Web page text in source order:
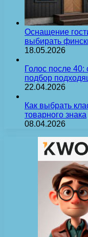
Оснащение
выбирать
18.05.2026
Голос после 40:
подбор
22.04.2026
Как выбрать
товарного знака
08.04.2026